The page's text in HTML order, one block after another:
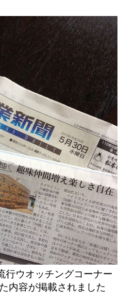
行ウオッチングコーナー
内容が掲載されました